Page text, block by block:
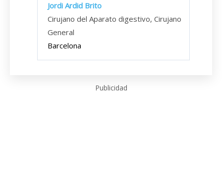
Jordi Ardid Brito
Cirujano del Aparato digestivo, Cirujano
General
Barcelona
Publicidad